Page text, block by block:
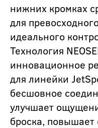
нижних кромках
для
идеального
Технология
инновационное
для линейки
бесшовное
улучшает
броска, повышает